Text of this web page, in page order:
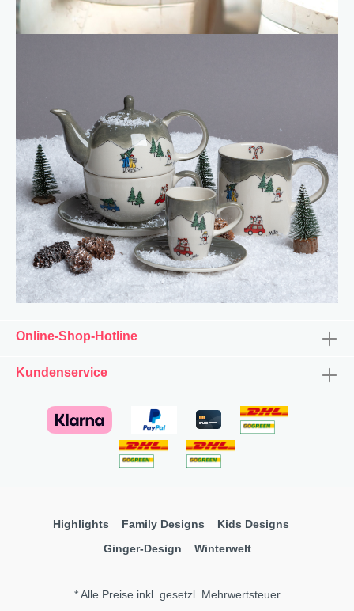
Online-Shop-Hotline
Kundenservice
Highlights Family Designs
Kids Designs
Ginger-Design
Winterwelt
* Alle Preise inkl. gesetzl. Mehrwertsteuer